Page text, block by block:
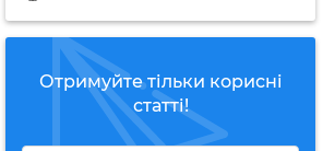
Отримуйте тільки корисні
статті!